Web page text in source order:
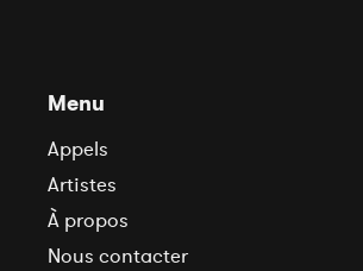
Menu
Appels
Artistes
À propos
Nous contacter